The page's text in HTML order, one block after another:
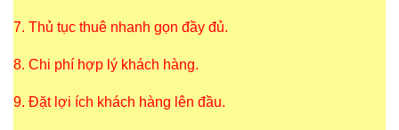
7. Thủ tục thuê nhanh gọn đầy đủ.
8. Chi phí hợp lý khách hàng.
9. Đặt lợi ích khách hàng lên đầu.